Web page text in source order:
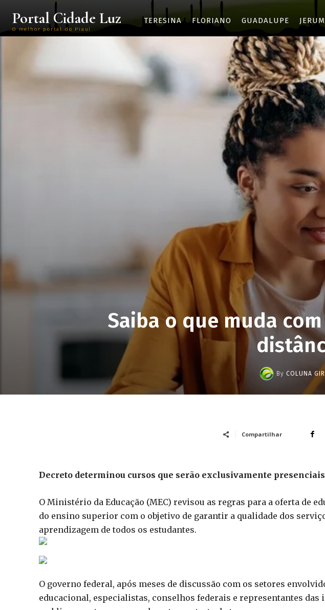
Portal Cidade Luz
O melhor portal do Piauí
TERESINA FLORIANO GUADALUPE
Saiba o que muda
By COLUNA
Compartilhar
Decreto determinou cursos que serão exclusivamente presenciais
O Ministério da Educação (MEC) revisou as regras para a oferta de
do ensino superior com o objetivo de garantir a qualidade dos
aprendizagem de todos os estudantes.
O governo federal, após meses de discussão com os setores
educacional, especialistas, conselhos federais e representantes